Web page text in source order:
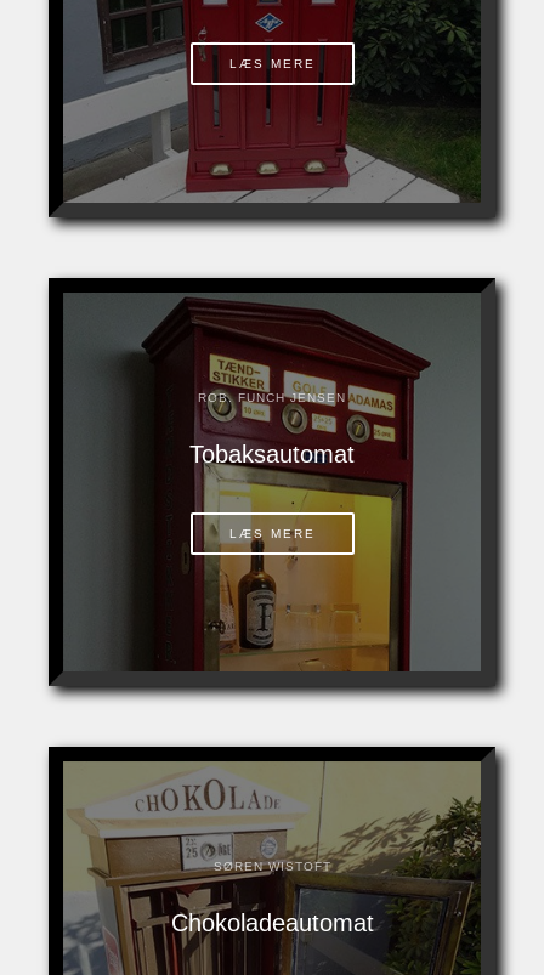
LÆS MERE
ROB. FUNCH JENSEN
Tobaksautomat
LÆS MERE
SØREN WISTOFT
Chokoladeautomat